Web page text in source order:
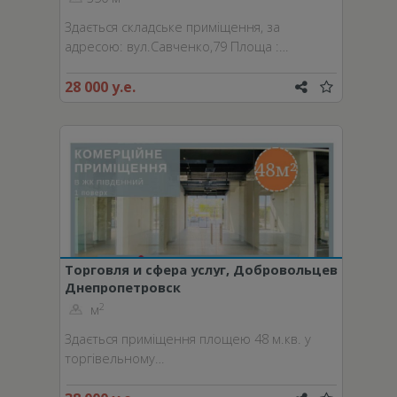
Здається складське приміщення, за
адресою: вул.Савченко,79 Площа :…
28 000 у.е.
Торговля и сфера услуг, Добровольцев
пер.
Днепропетровск
м2
Здається приміщення площею 48 м.кв. у
торгівельному…